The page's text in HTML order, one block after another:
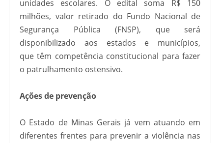
unidades escolares. O edital soma R$ 150
milhões, valor retirado do Fundo Nacional de
Segurança Pública (FNSP), que será
disponibilizado aos estados e municípios,
que têm competência constitucional para fazer
o patrulhamento ostensivo.
Ações de prevenção
O Estado de Minas Gerais já vem atuando em
diferentes frentes para prevenir a violência nas